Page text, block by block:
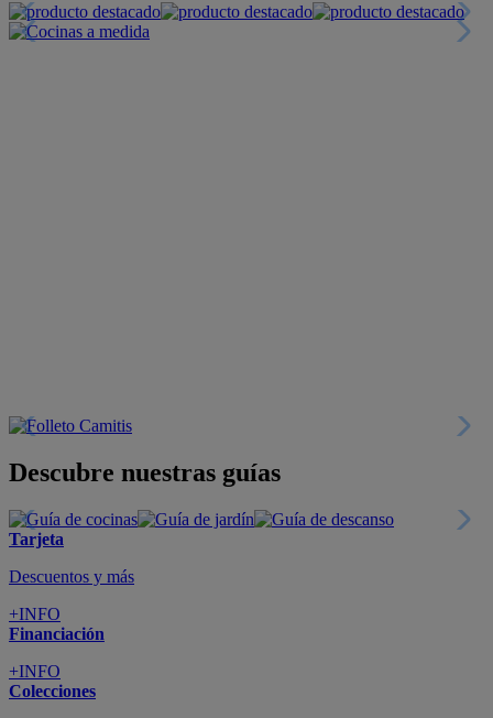
Descubre nuestras guías
Tarjeta
Descuentos y más
+INFO
Financiación
+INFO
Colecciones